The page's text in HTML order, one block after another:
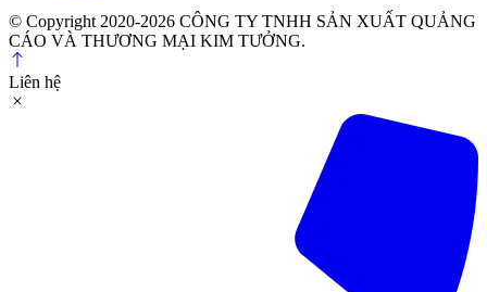
© Copyright 2020-2026 CÔNG TY TNHH SẢN XUẤT QUẢNG
CÁO VÀ THƯƠNG MẠI KIM TƯỞNG.
Liên hệ